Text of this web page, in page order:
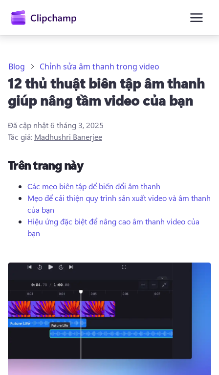
dung
chính
Đăng nhập
Dùng thử miễn phí
Blog Chỉnh sửa âm thanh trong video
12 thủ thuật biên tập âm thanh
giúp nâng tầm video của bạn
Đã cập nhật6 tháng 3, 2025
Tác giả: Madhushri Banerjee
Trên trang này
Các mẹo biên tập để biến đổi âm thanh
Mẹo để cải thiện quy trình sản xuất video và âm thanh
của bạn
Hiệu ứng đặc biệt để nâng cao âm thanh video của
bạn